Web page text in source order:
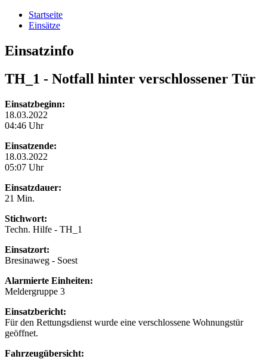
Startseite
Einsätze
Einsatzinfo
TH_1 - Notfall hinter verschlossener Tür
Einsatzbeginn:
18.03.2022
04:46 Uhr
Einsatzende:
18.03.2022
05:07 Uhr
Einsatzdauer:
21 Min.
Stichwort:
Techn. Hilfe - TH_1
Einsatzort:
Bresinaweg - Soest
Alarmierte Einheiten:
Meldergruppe 3
Einsatzbericht:
Für den Rettungsdienst wurde eine verschlossene Wohnungstür
geöffnet.
Fahrzeugübersicht: